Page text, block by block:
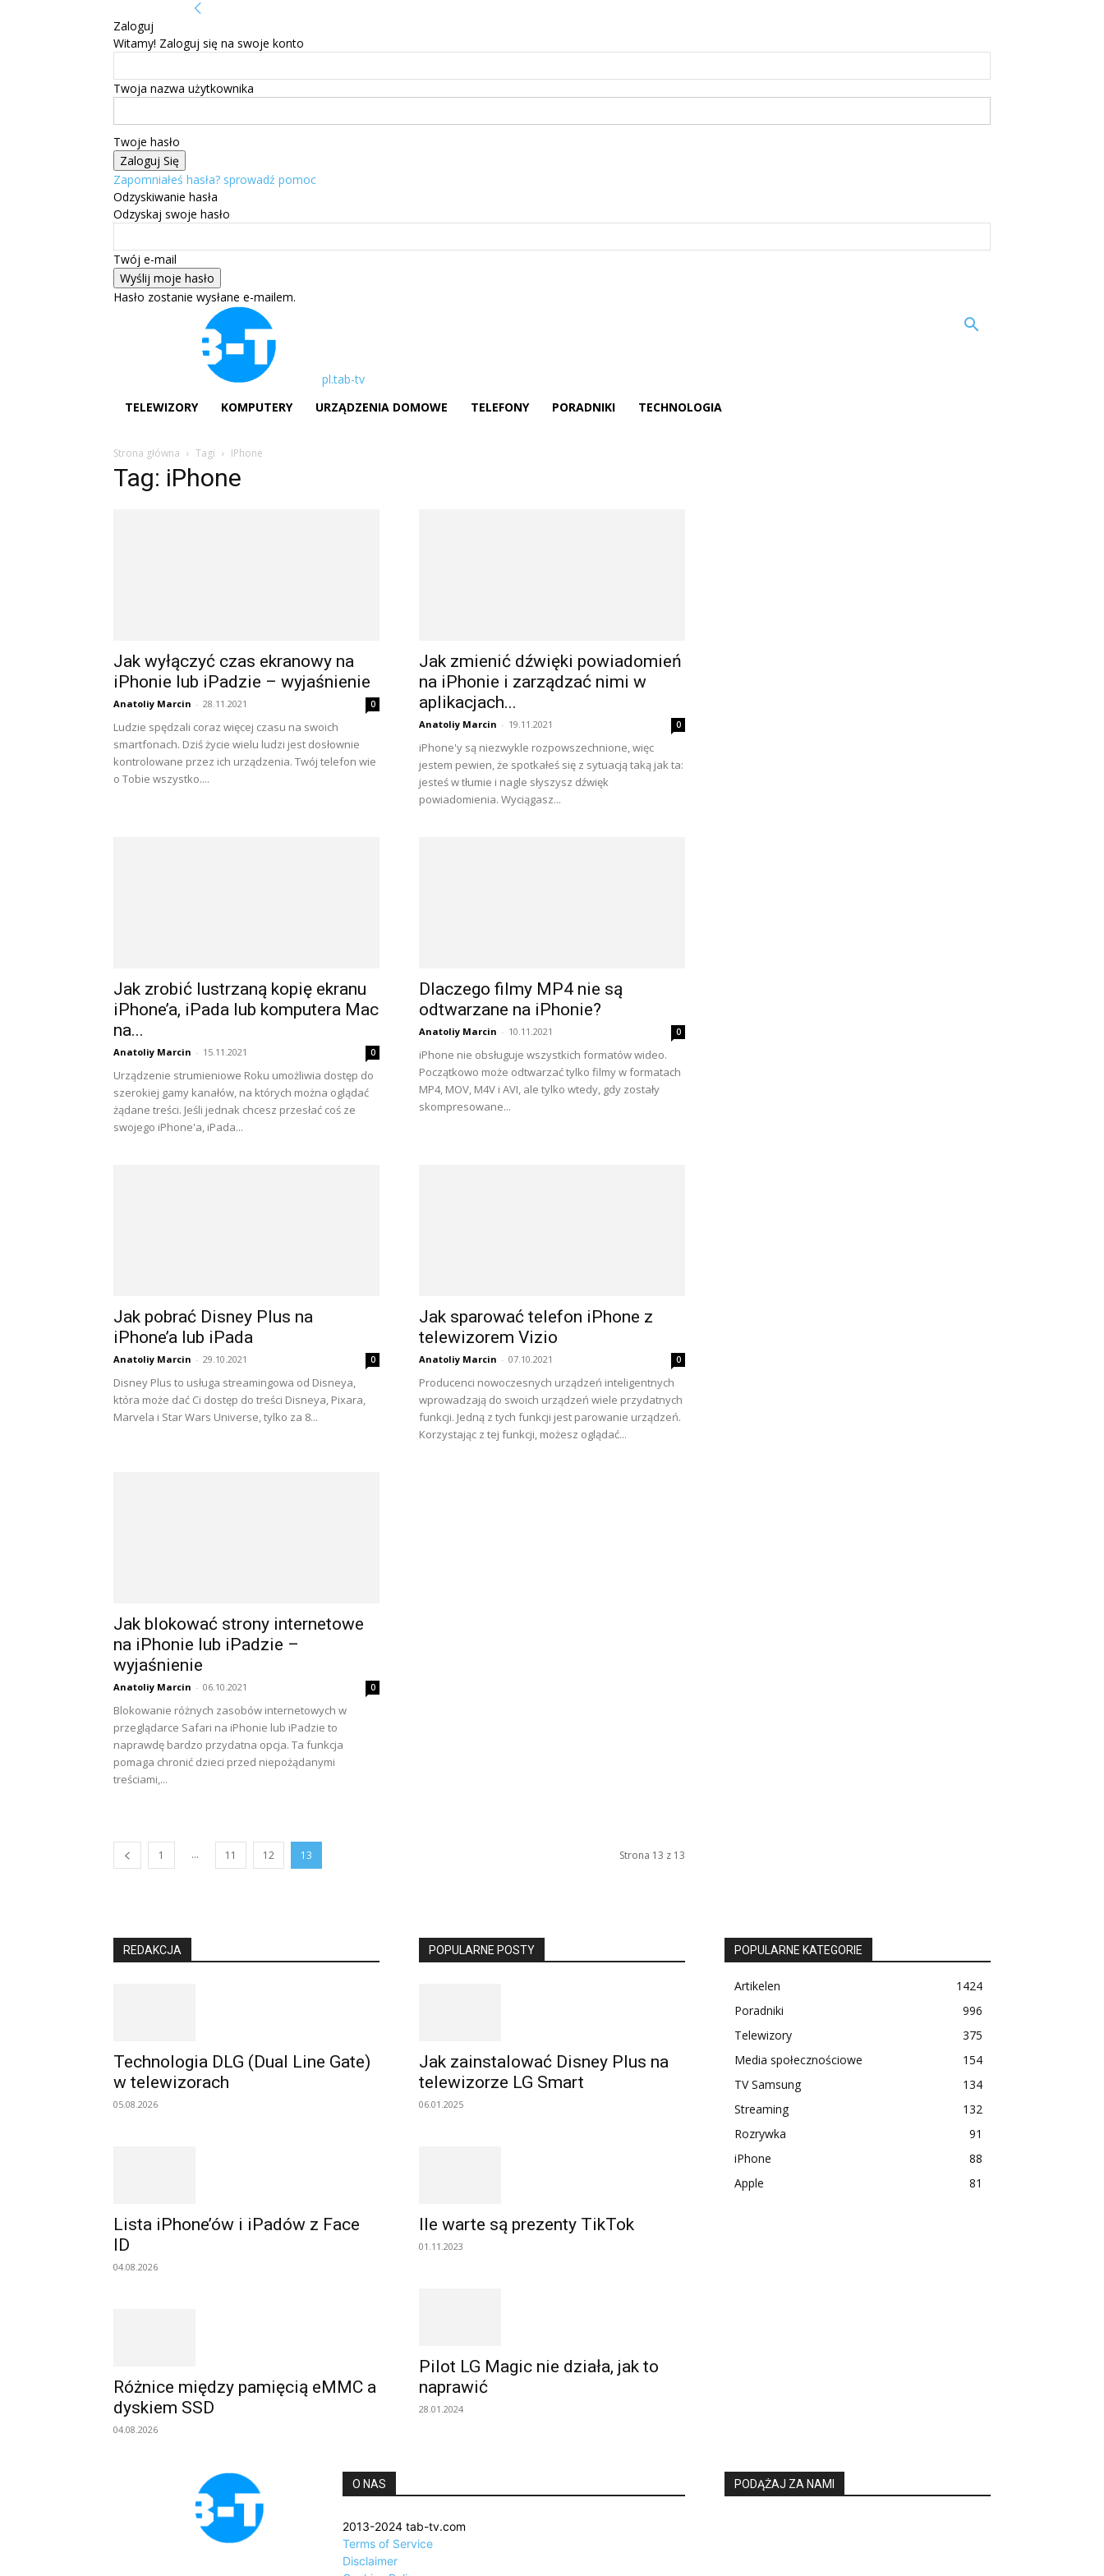
Zaloguj
Witamy! Zaloguj się na swoje konto
Twoja nazwa użytkownika
Twoje hasło
Zapomniałeś hasła? sprowadź pomoc
Odzyskiwanie hasła
Odzyskaj swoje hasło
Twój e-mail
Hasło zostanie wysłane e-mailem.
pl.tab-tv
TELEWIZORY
KOMPUTERY URZĄDZENIA DOMOWE TELEFONY PORADNIKI TECHNOLOGIA
Strona główna Tagi IPhone
Tag: iPhone
Jak wyłączyć czas ekranowy na
iPhonie lub iPadzie – wyjaśnienie
Anatoliy Marcin - 28.11.2021 0
Ludzie spędzali coraz więcej czasu na swoich
smartfonach. Dziś życie wielu ludzi jest dosłownie
kontrolowane przez ich urządzenia. Twój telefon wie
o Tobie wszystko....
Jak zmienić dźwięki powiadomień
na iPhonie i zarządzać nimi w
aplikacjach...
Anatoliy Marcin - 19.11.2021 0
iPhone'y są niezwykle rozpowszechnione, więc
jestem pewien, że spotkałeś się z sytuacją taką jak ta:
jesteś w tłumie i nagle słyszysz dźwięk
powiadomienia. Wyciągasz...
Jak zrobić lustrzaną kopię ekranu
iPhone’a, iPada lub komputera Mac
na...
Anatoliy Marcin - 15.11.2021 0
Urządzenie strumieniowe Roku umożliwia dostęp do
szerokiej gamy kanałów, na których można oglądać
żądane treści. Jeśli jednak chcesz przesłać coś ze
swojego iPhone'a, iPada...
Dlaczego filmy MP4 nie są
odtwarzane na iPhonie?
Anatoliy Marcin - 10.11.2021 0
iPhone nie obsługuje wszystkich formatów wideo.
Początkowo może odtwarzać tylko filmy w formatach
MP4, MOV, M4V i AVI, ale tylko wtedy, gdy zostały
skompresowane...
Jak pobrać Disney Plus na
iPhone’a lub iPada
Anatoliy Marcin - 29.10.2021 0
Disney Plus to usługa streamingowa od Disneya,
która może dać Ci dostęp do treści Disneya, Pixara,
Marvela i Star Wars Universe, tylko za 8...
Jak sparować telefon iPhone z
telewizorem Vizio
Anatoliy Marcin - 07.10.2021 0
Producenci nowoczesnych urządzeń inteligentnych
wprowadzają do swoich urządzeń wiele przydatnych
funkcji. Jedną z tych funkcji jest parowanie urządzeń.
Korzystając z tej funkcji, możesz oglądać...
Jak blokować strony internetowe
na iPhonie lub iPadzie –
wyjaśnienie
Anatoliy Marcin - 06.10.2021 0
Blokowanie różnych zasobów internetowych w
przeglądarce Safari na iPhonie lub iPadzie to
naprawdę bardzo przydatna opcja. Ta funkcja
pomaga chronić dzieci przed niepożądanymi
treściami,...
1 ... 11 12 13 Strona 13 z 13
REDAKCJA
Technologia DLG (Dual Line Gate)
w telewizorach
05.08.2026
Lista iPhone’ów i iPadów z Face
ID
04.08.2026
Różnice między pamięcią eMMC a
dyskiem SSD
04.08.2026
POPULARNE POSTY
Jak zainstalować Disney Plus na
telewizorze LG Smart
06.01.2025
Ile warte są prezenty TikTok
01.11.2023
Pilot LG Magic nie działa, jak to
naprawić
28.01.2024
POPULARNE KATEGORIE
Artikelen
1424
Poradniki
996
Telewizory
375
Media społecznościowe
154
TV Samsung
134
Streaming
132
Rozrywka
91
iPhone
88
Apple
81
O NAS
2013-2024 tab-tv.com
Terms of Service
Disclaimer
PODĄŻAJ ZA NAMI